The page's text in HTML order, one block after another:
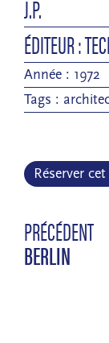
J.P.
ÉDITEUR :
Année : 1972
Tags :
Réserver
PRÉCÉDENT
BERLIN